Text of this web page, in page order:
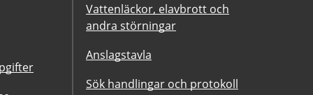
Vattenläckor, elavbrott och
andra störningar
Anslagstavla
Sök handlingar och protokoll